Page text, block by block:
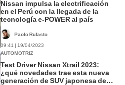
Nissan impulsa la electrificación
en el Perú con la llegada de la
tecnología e-POWER al país
Paolo Rufasto
09:41 | 19/04/2023
AUTOMOTRIZ
Test Driver Nissan Xtrail 2023:
¿qué novedades trae esta nueva
generación de SUV japonesa de